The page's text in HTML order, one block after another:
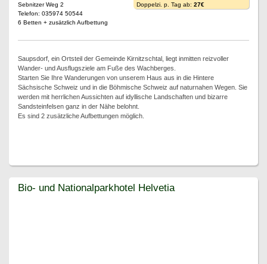
Sebnitzer Weg 2
Telefon: 035974 50544
6 Betten + zusätzlich Aufbettung
Doppelzi. p. Tag ab: 27€
Saupsdorf, ein Ortsteil der Gemeinde Kirnitzschtal, liegt inmitten reizvoller
Wander- und Ausflugsziele am Fuße des Wachberges.
Starten Sie Ihre Wanderungen von unserem Haus aus in die Hintere
Sächsische Schweiz und in die Böhmische Schweiz auf naturnahen Wegen. Sie
werden mit herrlichen Aussichten auf idyllische Landschaften und bizarre
Sandsteinfelsen ganz in der Nähe belohnt.
Es sind 2 zusätzliche Aufbettungen möglich.
Bio- und Nationalparkhotel Helvetia
Bio- und Nationalparkhotel Helvetia